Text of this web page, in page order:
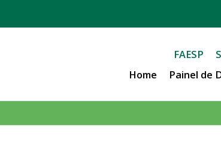
FAESP
Home
Painel de